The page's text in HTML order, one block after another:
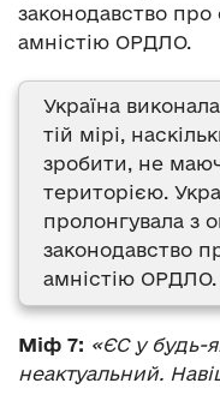
законодавство про
амністію ОРДЛО.
Україна
тій мірі,
зробити, не
територією.
пролонгувала з
законодавство
амністію ОРДЛО.
Міф 7: «ЄС у будь-
неактуальний.